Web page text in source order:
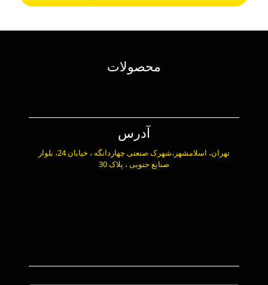
محصولات
آدرس
تهران، اسلامشهر،شهرک صنعتی چهاردانگه ، خیابان 24، بلوار
صنایع جنوبی ، پلاک 30